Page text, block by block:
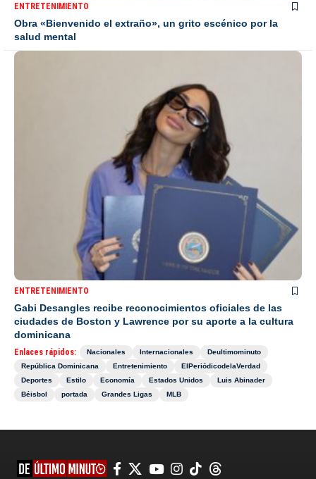
ENTRETENIMIENTO
Obra «Bienvenido el extraño», un grito escénico por la
salud mental
ENTRETENIMIENTO
Gabi Desangles recibe reconocimientos oficiales de las
ciudades de Boston y Lawrence por su aporte a la cultura
dominicana
Enlaces rápidos: Nacionales Internacionales
Deultimominuto
República Dominicana
Entretenimiento
ElPeriódicodelaVerdad
Deportes
Estilo Economía Estados Unidos
Luis Abinader
Béisbol
portada Grandes Ligas MLB